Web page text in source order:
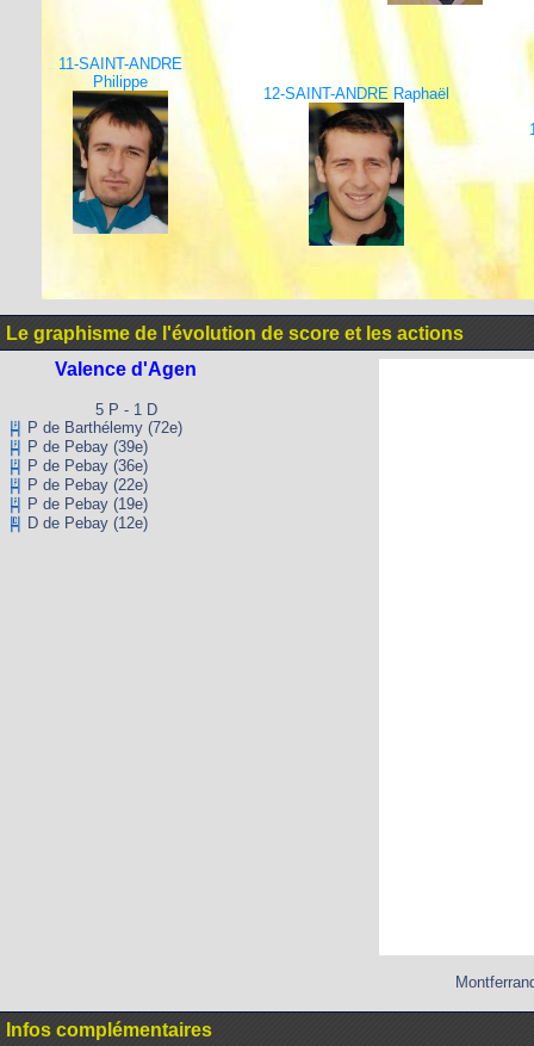
11-SAINT-ANDRE
Philippe
12-SAINT-ANDRE Raphaël
Le graphisme de l'évolution de score et les actions
Valence d'Agen
5 P - 1 D
P de Barthélemy (72e)
P de Pebay (39e)
P de Pebay (36e)
P de Pebay (22e)
P de Pebay (19e)
D de Pebay (12e)
Infos complémentaires